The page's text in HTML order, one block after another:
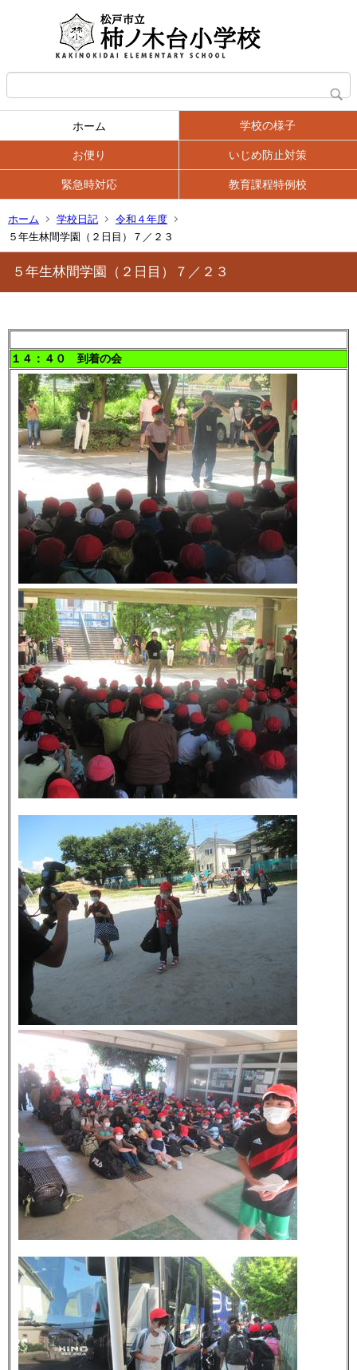
ホーム 学校の様子
お便り いじめ防止対策
緊急時対応 教育課程特例校
ホーム 学校日記
令和４年度
５年生林間学園（２日目）７／２３
５年生林間学園（２日目）７／２３
１４：４０ 到着の会